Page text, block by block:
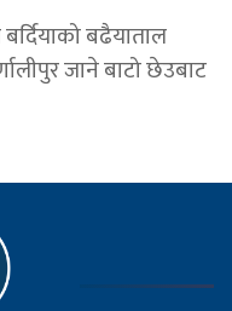
बढैयाताल
जाने बाटो छेउबाट